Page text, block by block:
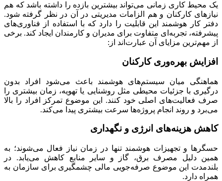
یک محیط کاری زمانی می‌تواند بیشترین بازده را داشته باشد که هم
نیازهای کارکنان و هم الزامات مدیریتی در آن در نظر گرفته شود.
دفتر کار هوشمند این قابلیت را دارد که با استفاده از فناوری‌های
پیشرفته، تجربه‌ای متفاوت برای مدیران و کارمندان ایجاد کند. برخی
از مهم‌ترین مزایای آن عبارت‌اند از:
افزایش بهره‌وری کارکنان
هماهنگی میان سیستم‌های هوشمند باعث می‌شود افراد بدون
درگیری با جزئیات محیطی مثل روشنایی یا تهویه، زمان بیشتری را
صرف فعالیت‌های اصلی خود کنند. این موضوع تمرکز افراد را بالا
می‌برد و روند انجام پروژه‌ها سرعت بیشتری پیدا می‌کند.
کاهش هزینه‌های انرژی و نگهداری
حسگرها و تجهیزات هوشمند تنها در زمان نیاز فعال می‌شوند؛ به
همین دلیل مصرف برق، گاز و سایر منابع کاهش می‌یابد. در
بلندمدت این موضوع صرفه‌جویی مالی چشمگیری برای سازمان به
همراه دارد.